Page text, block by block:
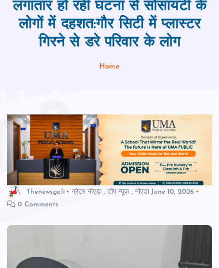
लगातार हो रही घटना से सोसायटी के
लोगों में दहशत:गौर सिटी में प्‍लास्‍टर
गिरने से डरे परिवार के लोग
Home
Thenewsgali ग्रेटर नोएडा , टॉप न्यूज़ , नोएडा June 10, 2026
0 Comments